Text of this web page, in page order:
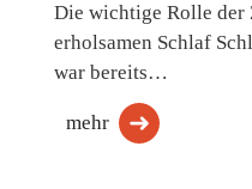
Die wichtige Rolle der
erholsamen Schlaf
war bereits…
mehr